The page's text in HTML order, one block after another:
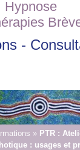
Hypnose
-
» PTR :
: usages et